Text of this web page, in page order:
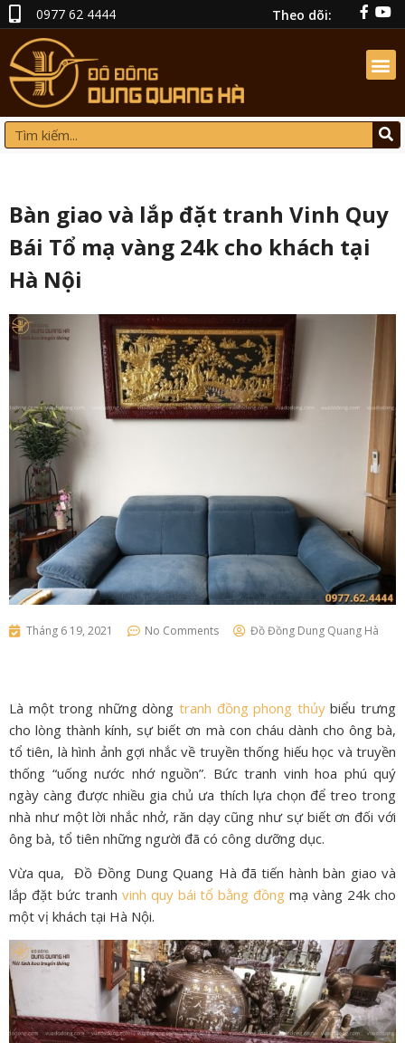
0977 62 4444 Theo dõi:
Bàn giao và lắp đặt tranh Vinh Quy
Bái Tổ mạ vàng 24k cho khách tại
Hà Nội
Tháng 6 19, 2021 No Comments Đồ Đồng Dung Quang Hà
Là một trong những dòng tranh đồng phong thủybiểu trưng
cho lòng thành kính, sự biết ơn mà con cháu dành cho ông bà,
tổ tiên, là hình ảnh gợi nhắc về truyền thống hiếu học và truyền
thống “uống nước nhớ nguồn”. Bức tranh vinh hoa phú quý
ngày càng được nhiều gia chủ ưa thích lựa chọn để treo trong
nhà như một lời nhắc nhở, răn dạy cũng như sự biết ơn đối với
ông bà, tổ tiên những người đã có công dưỡng dục.
Vừa qua, Đồ Đồng Dung Quang Hà đã tiến hành bàn giao và
lắp đặt bức tranh vinh quy bái tổ bằng đồng mạ vàng 24k cho
một vị khách tại Hà Nội.